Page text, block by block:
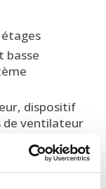
basse
dispositif
de ventilateur